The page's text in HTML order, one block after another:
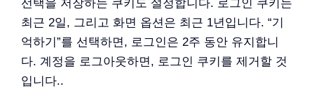
선택을 저장하는 쿠키도 설정합니다. 로그인 쿠키는
최근 2일, 그리고 화면 옵션은 최근 1년입니다. “기
억하기”를 선택하면, 로그인은 2주 동안 유지합니
다. 계정을 로그아웃하면, 로그인 쿠키를 제거할 것
입니다..